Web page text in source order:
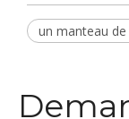
un manteau